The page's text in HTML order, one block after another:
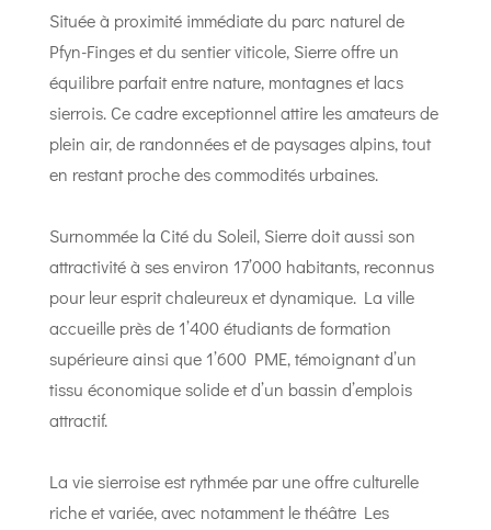
Située à proximité immédiate du parc naturel de
Pfyn-Finges et du sentier viticole, Sierre offre un
équilibre parfait entre nature, montagnes et lacs
sierrois. Ce cadre exceptionnel attire les amateurs de
plein air, de randonnées et de paysages alpins, tout
en restant proche des commodités urbaines.
Surnommée la Cité du Soleil, Sierre doit aussi son
attractivité à ses environ 17’000 habitants, reconnus
pour leur esprit chaleureux et dynamique. La ville
accueille près de 1’400 étudiants de formation
supérieure ainsi que 1’600 PME, témoignant d’un
tissu économique solide et d’un bassin d’emplois
attractif.
La vie sierroise est rythmée par une offre culturelle
riche et variée, avec notamment le théâtre Les